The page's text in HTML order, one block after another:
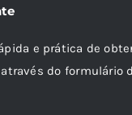
e prática de
do formulário